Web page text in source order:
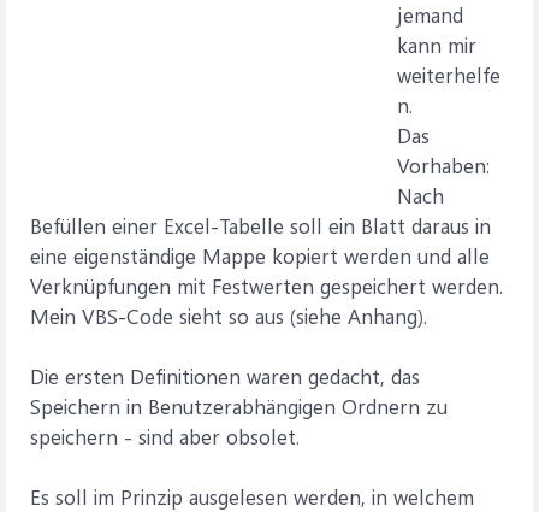
jemand
kann mir
weiterhelfe
n.
Das
Vorhaben:
Nach
Befüllen einer Excel-Tabelle soll ein Blatt daraus in
eine eigenständige Mappe kopiert werden und alle
Verknüpfungen mit Festwerten gespeichert werden.
Mein VBS-Code sieht so aus (siehe Anhang).
Die ersten Definitionen waren gedacht, das
Speichern in Benutzerabhängigen Ordnern zu
speichern - sind aber obsolet.
Es soll im Prinzip ausgelesen werden, in welchem